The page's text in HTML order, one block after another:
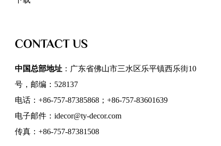
CONTACT US
中国总部地址 ：广东省佛山市三水区乐平镇西乐街10
号，邮编：528137
电话：+86-757-87385868；+86-757-83601639
电子邮件：idecor@ty-decor.com
传真：+86-757-87381508